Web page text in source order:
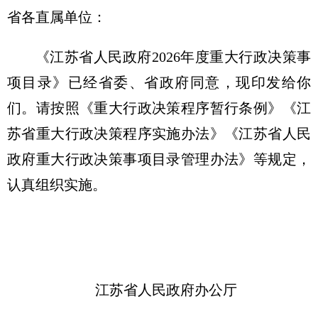
省各直属单位：
《江苏省人民政府2026年度重大行政决策事
项目录》已经省委、省政府同意，现印发给你
们。请按照《重大行政决策程序暂行条例》《江
苏省重大行政决策程序实施办法》《江苏省人民
政府重大行政决策事项目录管理办法》等规定，
认真组织实施。
江苏省人民政府办公厅